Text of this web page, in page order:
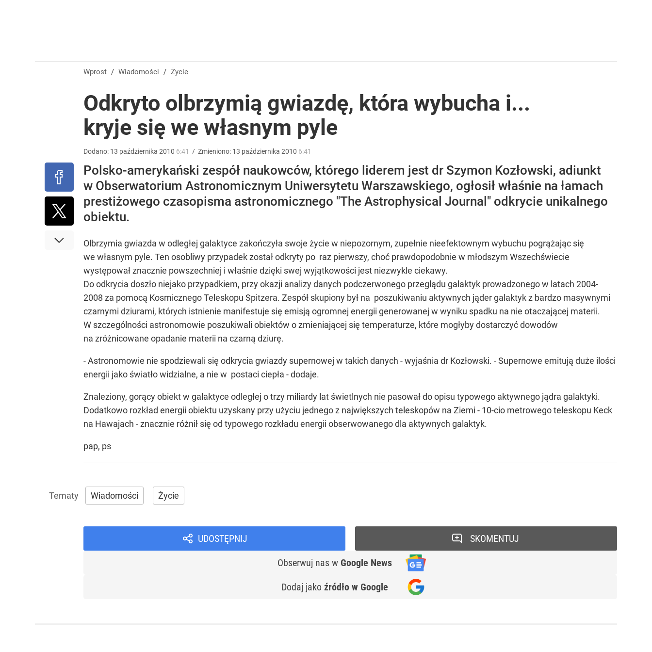
Wrze po roku Nawrockiego. „Największa hańba” kontra „Cała Europa nam go zazdrości”
Nawrocki ma szansę na drugą kadencję? Tak ocenili go Polacy. Sondaż dla „Wprost”
Wprost / Wiadomości / Życie
Odkryto olbrzymią gwiazdę, która wybucha i...
kryje się we własnym pyle
Dodano: 13 października 2010 6:41 / Zmieniono: 13 października 2010 6:41
Polsko-amerykański zespół naukowców, którego liderem jest dr Szymon Kozłowski, adiunkt
w Obserwatorium Astronomicznym Uniwersytetu Warszawskiego, ogłosił właśnie na łamach
prestiżowego czasopisma astronomicznego "The Astrophysical Journal" odkrycie unikalnego
obiektu.
Olbrzymia gwiazda w odległej galaktyce zakończyła swoje życie w niepozornym, zupełnie nieefektownym wybuchu pogrążając się
we własnym pyle. Ten osobliwy przypadek został odkryty po raz pierwszy, choć prawdopodobnie w młodszym Wszechświecie
występował znacznie powszechniej i właśnie dzięki swej wyjątkowości jest niezwykle ciekawy.
Do odkrycia doszło niejako przypadkiem, przy okazji analizy danych podczerwonego przeglądu galaktyk prowadzonego w latach 2004-
2008 za pomocą Kosmicznego Teleskopu Spitzera. Zespół skupiony był na poszukiwaniu aktywnych jąder galaktyk z bardzo masywnymi
czarnymi dziurami, których istnienie manifestuje się emisją ogromnej energii generowanej w wyniku spadku na nie otaczającej materii.
W szczególności astronomowie poszukiwali obiektów o zmieniającej się temperaturze, które mogłyby dostarczyć dowodów
na zróżnicowane opadanie materii na czarną dziurę.
- Astronomowie nie spodziewali się odkrycia gwiazdy supernowej w takich danych - wyjaśnia dr Kozłowski. - Supernowe emitują duże ilości
energii jako światło widzialne, a nie w postaci ciepła - dodaje.
Znaleziony, gorący obiekt w galaktyce odległej o trzy miliardy lat świetlnych nie pasował do opisu typowego aktywnego jądra galaktyki.
Dodatkowo rozkład energii obiektu uzyskany przy użyciu jednego z największych teleskopów na Ziemi - 10-cio metrowego teleskopu Keck
na Hawajach - znacznie różnił się od typowego rozkładu energii obserwowanego dla aktywnych galaktyk.
pap, ps
Wiadomości Życie
UDOSTĘPNIJ
Obserwuj nas w Google News
Dodaj jako źródło w Google
SKOMENTUJ